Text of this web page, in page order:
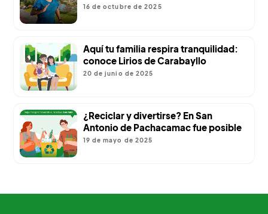
16 de octubre de 2025
Aquí tu familia respira tranquilidad:
conoce Lirios de Carabayllo
20 de junio de 2025
¿Reciclar y divertirse? En San
Antonio de Pachacamac fue posible
19 de mayo de 2025